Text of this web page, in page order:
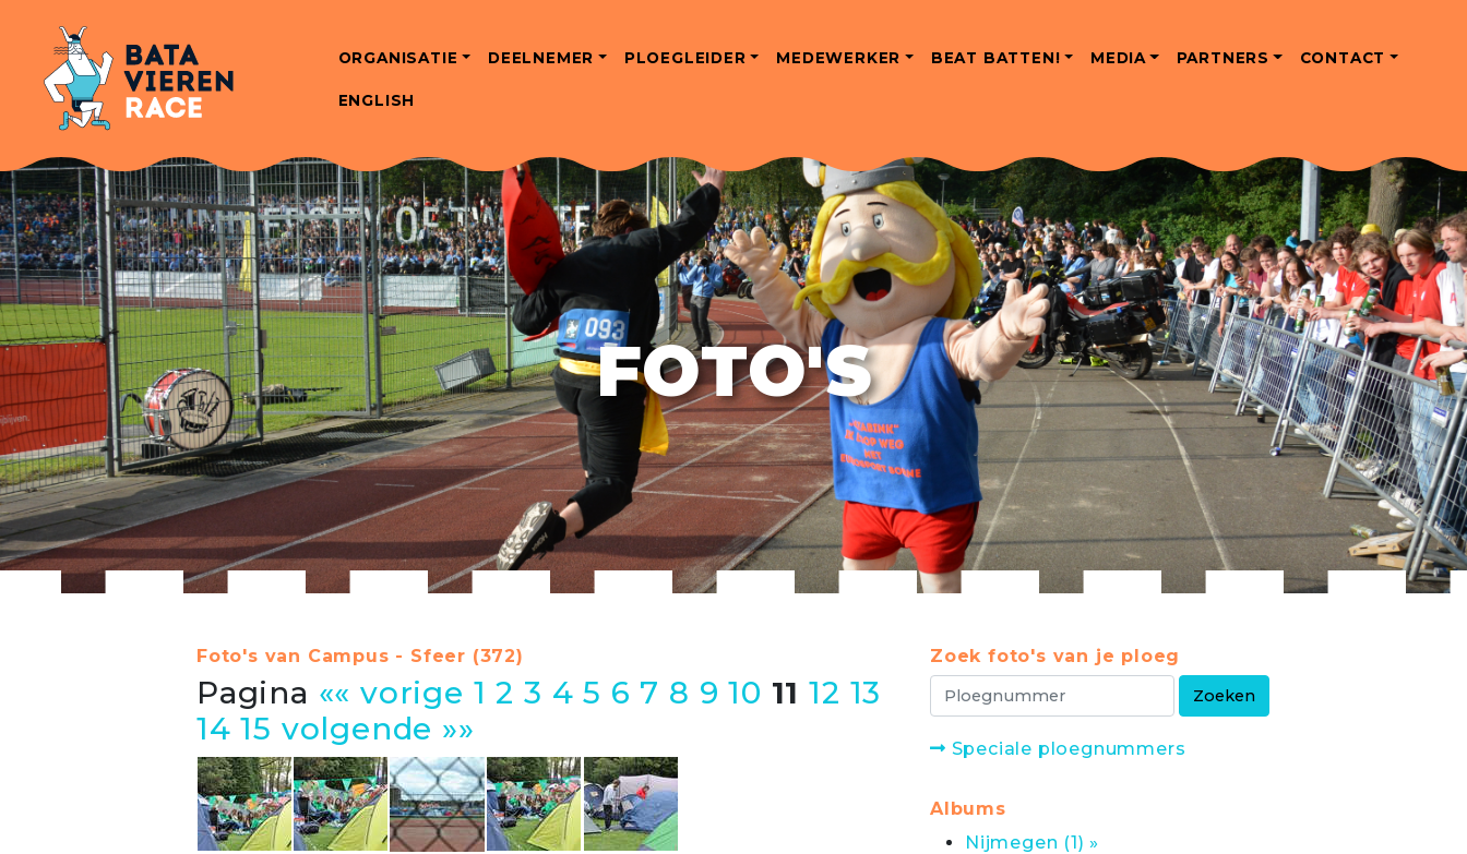
ORGANISATIE DEELNEMER PLOEGLEIDER MEDEWERKER BEAT BATTEN! MEDIA PARTNERS CONTACT
ENGLISH
FOTO'S
Foto's van Campus - Sfeer (372)
Pagina «« vorige 1 2 3 4 5 6 7 8 9 10 11 12 13
14 15 volgende »»
Zoek foto's van je ploeg
Speciale ploegnummers
Albums
Nijmegen (1) »